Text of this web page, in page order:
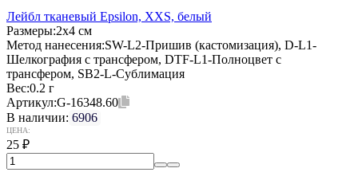
Лейбл тканевый Epsilon, XXS, белый
Размеры:2х4 см
Метод нанесения:SW-L2-Пришив (кастомизация), D-L1-
Шелкография с трансфером, DTF-L1-Полноцвет с
трансфером, SB2-L-Сублимация
Вес:0.2 г
Артикул:G-16348.60
В наличии: 6906
ЦЕНА:
25 ₽